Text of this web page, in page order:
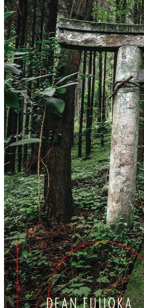
1 сезон
2 серия
04 . 08
сериалКвартирная работа
1 сезон
8 серия
04 . 08
сериалСупруг
1 сезон
9 серия
04 . 08
сериалПугающий роман
1 сезон
6 серия
04 . 08
сериалКровавый круиз
1 сезон
6 серия
04 . 08
сериалПриключения Чжань Чжао
1 сезон
37 серия
04 . 08
сериалРасследование сестры
4 сезон
8 серия
04 . 08
сериалМэр Кингстауна
4 сезон
10 серия
04 . 08
сериалПаук-Нуар
1 сезон
мультсериалОчень странные дела:
из 85-го
1 сезон
10 серия
27 . 07
мультсериалРасхитительница гробниц:
Легенда о Ларе Крофт
2 сезон
8 серия
27 . 07
аниме сериалЕсли будешь не занят,
спасёшь меня от
1 сезон
12 серия
26 . 07
аниме сериалШатёр чародея
1 сезон
5 серия
26 . 07
аниме сериалКрасавица-воин Сейлор
3 сезон
13 серия
26 . 07
мультсериалLEGO Ниндзяго:
дракона
4 сезон
20 серия
24 . 07
аниме сериалВечная воля
4 сезон
3 серия
24 . 07
аниме сериалИзгнанный
реинкарнированный тяжёлый рыцарь